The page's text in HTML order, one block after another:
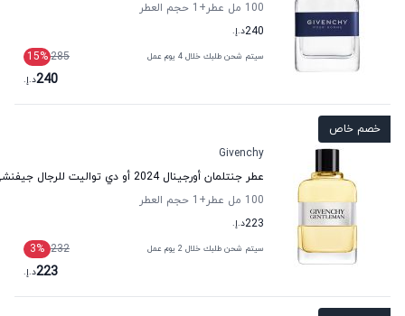
100 مل عطر
+1
حجم العطر
240د.إ.
سيتم شحن طلبك خلال 4 يوم عمل 285
15%
240د.إ.
خصم خاص
Givenchy
عطر جنتلمان أورجينال 2024 أو دي تواليت للرجال جيفنشي
100 مل عطر
+1
حجم العطر
223د.إ.
سيتم شحن طلبك خلال 2 يوم عمل 232
3%
223د.إ.